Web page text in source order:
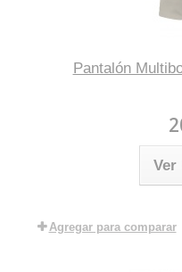
Pantalón
Ver
Agregar para comparar